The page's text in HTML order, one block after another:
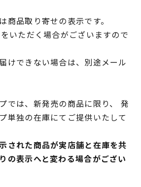
品取り寄せの表示です。
いただく場合がございますので
けできない場合は、別途メール
では、新発売の商品に限り、 発
単独の在庫にてご提供いたして
された商品が実店舗と在庫を共
の表示へと変わる場合がござい